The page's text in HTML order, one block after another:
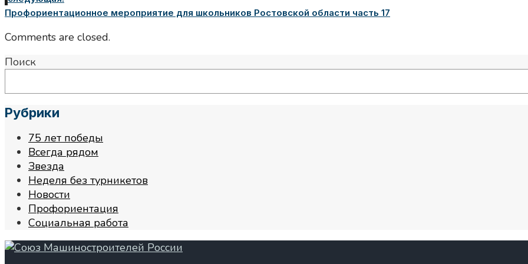
Профориентационное мероприятие для школьников Ростовской области часть 17
Comments are closed.
Поиск
Рубрики
75 лет победы
Всегда рядом
Звезда
Неделя без турникетов
Новости
Профориентация
Социальная работа